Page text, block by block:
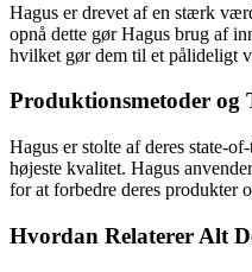
Hagus er drevet af en stærk
opnå dette gør Hagus brug af
hvilket gør dem til et pålideligt
Produktionsmetoder og
Hagus er stolte af deres state-
højeste kvalitet. Hagus
for at forbedre deres produkter
Hvordan Relaterer Alt